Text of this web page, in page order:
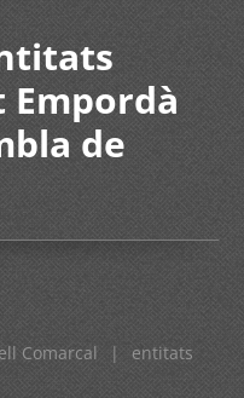
Empordà
de
Comarcal | entitats